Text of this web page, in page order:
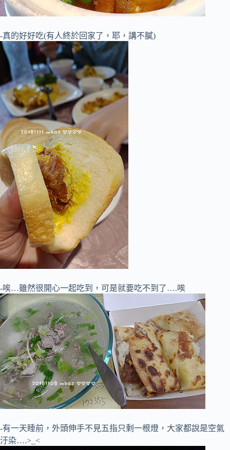
-真的好好吃(有人終於回家了，耶，講不膩)
-唉…雖然很開心一起吃到，可是就要吃不到了….唉
-有一天睡前，外頭伸手不見五指只剩一根燈，大家都說是空氣
汙染….>_<